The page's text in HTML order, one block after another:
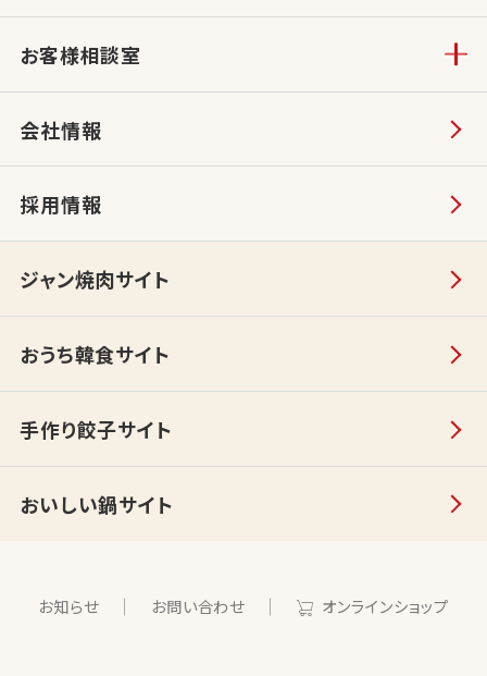
お客様相談室
会社情報
採用情報
ジャン焼肉サイト
おうち韓食サイト
手作り餃子サイト
おいしい鍋サイト
お知らせ お問い合わせ オンラインショップ